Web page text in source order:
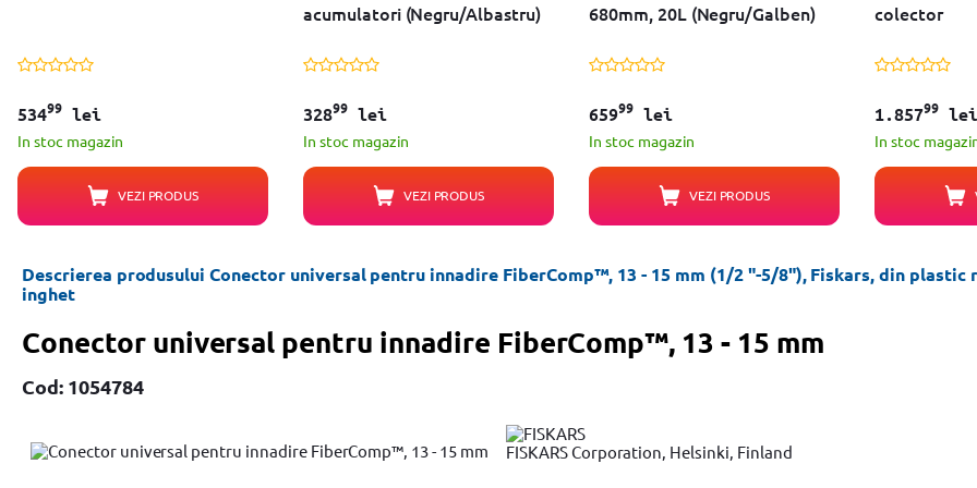
53499lei
In stoc magazin
VEZI PRODUS
acumulatori (Negru/Albastru)
32899lei
In stoc magazin
VEZI PRODUS
680mm, 20L (Negru/Galben)
65999lei
In stoc magazin
VEZI PRODUS
colector
1.85799lei
In stoc
Descrierea produsului Conector universal pentru innadire FiberComp™, 13 - 15 mm (1/2 "-5/8"), Fiskars, din plastic
inghet
Conector universal pentru innadire FiberComp™, 13 - 15 mm
Cod: 1054784
FISKARS Corporation, Helsinki, Finland